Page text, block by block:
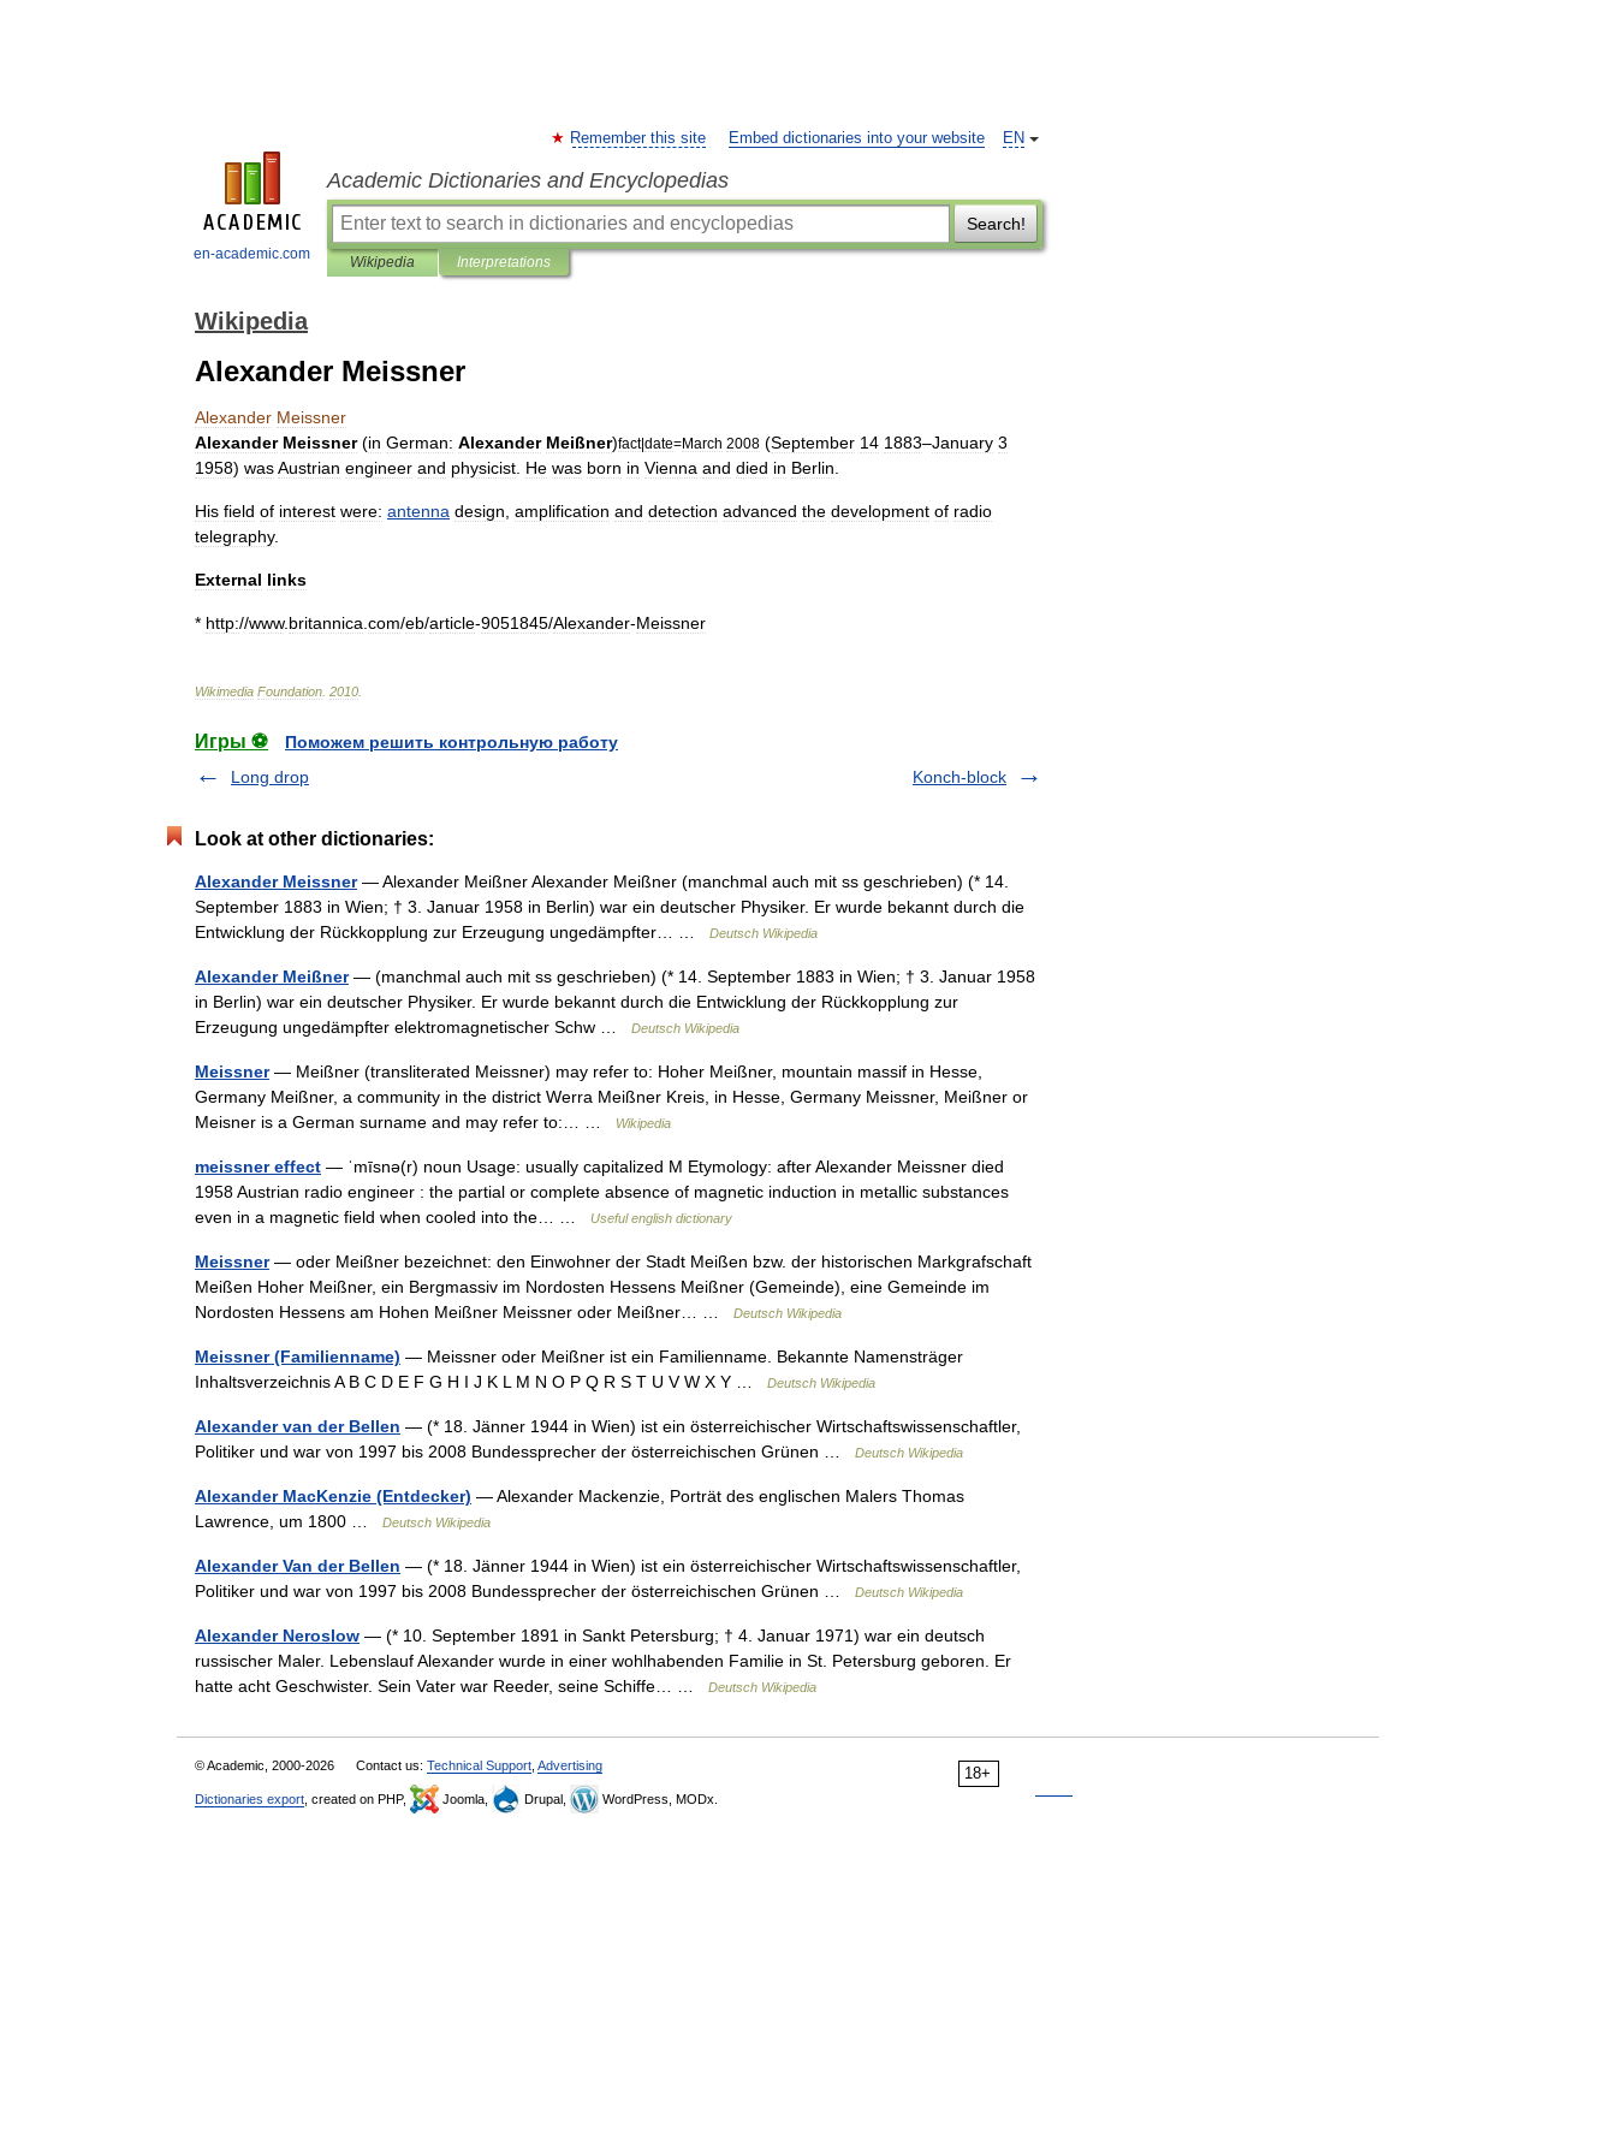
en-academic.com
EN
Remember this site Embed dictionaries into your website
Academic Dictionaries and Encyclopedias
Search!
Wikipedia Interpretations
Wikipedia
Alexander Meissner
Alexander Meissner
Alexander Meissner(in German: Alexander Meißner)fact|date=March 2008 (September 14 1883–January 3
1958) wasAustrian engineer and physicist He was born in Vienna and died in Berlin
His field of interest were: antenna design amplification and detection advanced the development of radio
telegraphy.
External links
* http://www. britannica com/eb/article-9051845/Alexander-Meissner
Wikimedia Foundation 2010
Игры ⚽
Поможем решить контрольную работу
Long drop
Konch-block
Look at other dictionaries:
Alexander Meissner— Alexander Meißner Alexander Meißner (manchmal auch mit ss geschrieben) (* 14.
September 1883 in Wien; † 3. Januar 1958 in Berlin) war ein deutscher Physiker. Er wurde bekannt durch die
Entwicklung der Rückkopplung zur Erzeugung ungedämpfter… …
Deutsch Wikipedia
Alexander Meißner— (manchmal auch mit ss geschrieben) (* 14. September 1883 in Wien; † 3. Januar 1958
in Berlin) war ein deutscher Physiker. Er wurde bekannt durch die Entwicklung der Rückkopplung zur
Erzeugung ungedämpfter elektromagnetischer Schw …
Deutsch Wikipedia
Meissner— Meißner (transliterated Meissner) may refer to: Hoher Meißner, mountain massif in Hesse,
Germany Meißner, a community in the district Werra Meißner Kreis, in Hesse, Germany Meissner, Meißner or
Meisner is a German surname and may refer to:… …
Wikipedia
meissner effect — ˈmīsnə(r) noun Usage: usually capitalized M Etymology: after Alexander Meissner died
1958 Austrian radio engineer : the partial or complete absence of magnetic induction in metallic substances
even in a magnetic field when cooled into the… …
Useful english dictionary
Meissner— oder Meißner bezeichnet: den Einwohner der Stadt Meißen bzw. der historischen Markgrafschaft
Meißen Hoher Meißner, ein Bergmassiv im Nordosten Hessens Meißner (Gemeinde), eine Gemeinde im
Nordosten Hessens am Hohen Meißner Meissner oder Meißner… …
Deutsch Wikipedia
Meissner (Familienname) — Meissner oder Meißner ist ein Familienname. Bekannte Namensträger
Inhaltsverzeichnis A B C D E F G H I J K L M N O P Q R S T U V W X Y …
Deutsch Wikipedia
Alexander van der Bellen — (* 18. Jänner 1944 in Wien) ist ein österreichischer Wirtschaftswissenschaftler,
Politiker und war von 1997 bis 2008 Bundessprecher der österreichischen Grünen …
Deutsch Wikipedia
Alexander MacKenzie (Entdecker) — Alexander Mackenzie, Porträt des englischen Malers Thomas
Lawrence, um 1800 …
Deutsch Wikipedia
Alexander Van der Bellen — (* 18. Jänner 1944 in Wien) ist ein österreichischer Wirtschaftswissenschaftler,
Politiker und war von 1997 bis 2008 Bundessprecher der österreichischen Grünen …
Deutsch Wikipedia
Alexander Neroslow — (* 10. September 1891 in Sankt Petersburg; † 4. Januar 1971) war ein deutsch
russischer Maler. Lebenslauf Alexander wurde in einer wohlhabenden Familie in St. Petersburg geboren. Er
hatte acht Geschwister. Sein Vater war Reeder, seine Schiffe… …
Deutsch Wikipedia
18+
© Academic, 2000-2026 Contact us: Technical Support Advertising
Dictionaries export , created on PHP, Joomla, Drupal, WordPress, MODx.